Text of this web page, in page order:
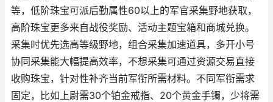
等，低阶珠宝可派后勤属性60以上的军官采集野地获取，
高阶珠宝更多来自战役奖励、活动主题宝箱和商城兑换。
采集时优先选高等级野地，组合采集加速道具，多开小号
协同采集能大幅提高效率，不想采集可通过资源交易直接
收购珠宝，针对性补齐当前军衔所需材料。不同军衔需求
固定，比如上尉需30个铂金戒指、20个黄金手镯，少将需